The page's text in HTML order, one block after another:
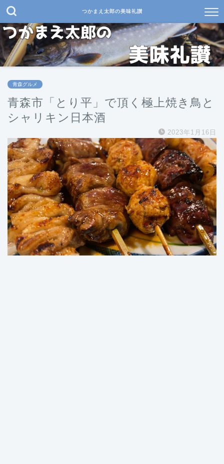
つかまえ太郎の美味礼讃
青森グルメ
青森市「とり平」で頂く極上焼き鳥と
シャリキン日本酒
2023年1月16日